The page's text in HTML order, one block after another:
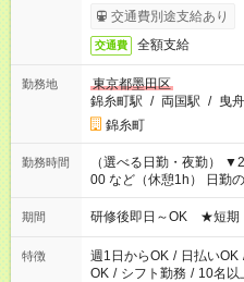
交通費別途支給あり
交通費 全額支給
勤務地
東京都墨田区
錦糸町駅 / 両国駅 / 曳
錦糸町
勤務時間
（選べる日勤・夜勤）
00 など（休憩1h） 日勤のお仕事もございます！お気軽にご相談
ください！
期間 研修後即日～OK ★短期
特徴 週1日からOK / 日払いOK
OK / シフト勤務 / 10名以